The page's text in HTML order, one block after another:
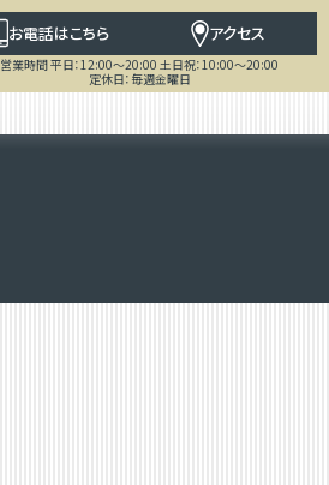
お電話はこちら アクセス
営業時間 平日：12:00～20:00 土日祝：10:00～20:00
定休日：毎週金曜日